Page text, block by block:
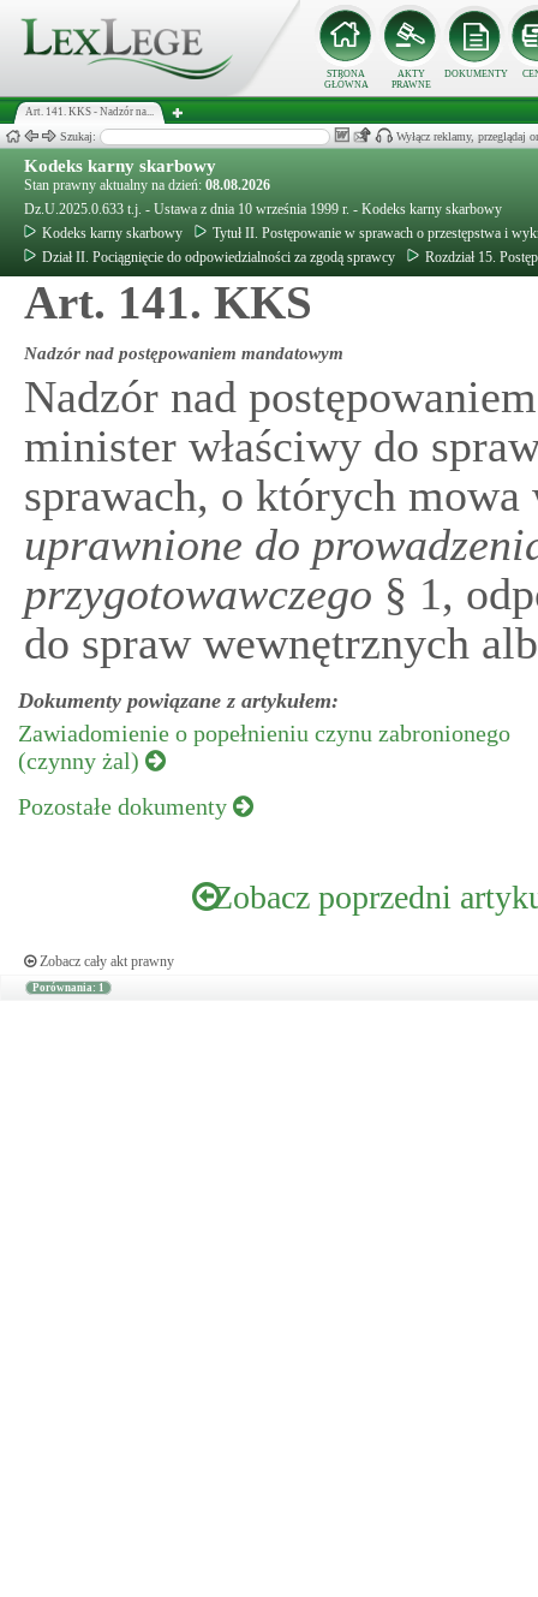
STRONA
GŁÓWNA
AKTY
PRAWNE
DOKUMENTY
Art. 141. KKS - Nadzór na...
Szukaj: Wyłącz reklamy, przeglądaj
Kodeks karny skarbowy
Stan prawny aktualny na dzień: 08.08.2026
Dz.U.2025.0.633 t.j. - Ustawa z dnia 10 września 1999 r. - Kodeks karny skarbowy
Kodeks karny skarbowy
Tytuł II. Postępowanie w sprawach o przestępstwa i
Dział II. Pociągnięcie do odpowiedzialności za zgodą sprawcy
Rozdział 15.
Art. 141. KKS
Nadzór nad postępowaniem mandatowym
Nadzór nad
minister właściwy do
sprawach, o których mowa
uprawnione do
przygotowawczego § 1,
do spraw wewnętrznych
Dokumenty powiązane z artykułem:
Zawiadomienie o popełnieniu czynu zabronionego
(czynny żal)
Pozostałe dokumenty
Zobacz poprzedni
Zobacz cały akt prawny
Porównania: 1